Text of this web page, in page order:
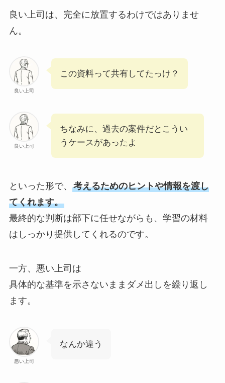
良い上司は、完全に放置するわけではありませ
ん。
良い上司
この資料って共有してたっけ？
良い上司
ちなみに、過去の案件だとこうい
うケースがあったよ
といった形で、 考えるためのヒントや情報を渡し
てくれます。
最終的な判断は部下に任せながらも、学習の材料
はしっかり提供してくれるのです。
一方、悪い上司は
具体的な基準を示さないままダメ出しを繰り返し
ます。
悪い上司
なんか違う